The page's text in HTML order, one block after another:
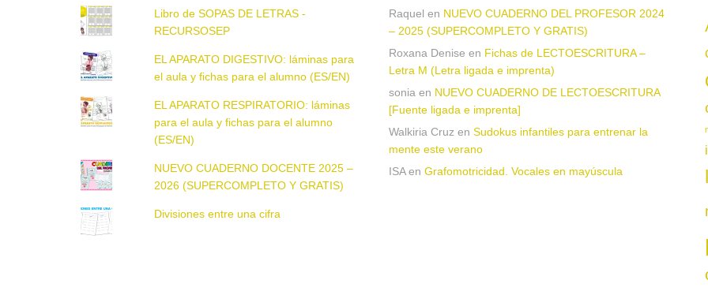
Libro de SOPAS DE LETRAS -
RECURSOSEP
EL APARATO DIGESTIVO: láminas para
el aula y fichas para el alumno (ES/EN)
EL APARATO RESPIRATORIO: láminas
para el aula y fichas para el alumno
(ES/EN)
NUEVO CUADERNO DOCENTE 2025 –
2026 (SUPERCOMPLETO Y GRATIS)
Divisiones entre una cifra
Raquel en NUEVO CUADERNO DEL PROFESOR 2024
– 2025 (SUPERCOMPLETO Y GRATIS)
Roxana Denise en Fichas de LECTOESCRITURA –
Letra M (Letra ligada e imprenta)
sonia en NUEVO CUADERNO DE LECTOESCRITURA
[Fuente ligada e imprenta]
Walkiria Cruz en Sudokus infantiles para entrenar la
mente este verano
ISAen Grafomotricidad. Vocales en mayúscula